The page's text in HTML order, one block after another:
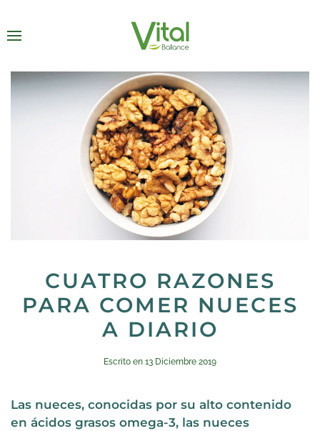
CUATRO RAZONES
PARA COMER NUECES
A DIARIO
Escrito en 13 Diciembre 2019
Las nueces, conocidas por su alto contenido
en ácidos grasos omega-3, las nueces